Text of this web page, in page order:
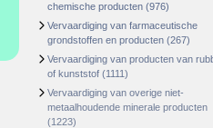
chemische producten (976)
Vervaardiging van farmaceutische
grondstoffen en producten (267)
Vervaardiging van producten van
of kunststof (1111)
Vervaardiging van overige niet-
metaalhoudende minerale producten
(1223)